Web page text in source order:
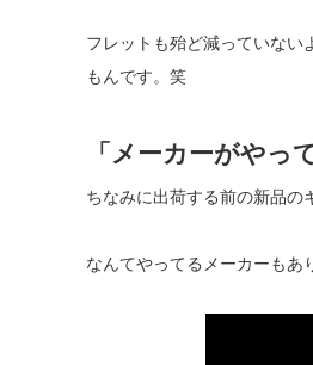
フレットも殆ど減っていない
もんです。笑
「メーカーがやっ
ちなみに出荷する前の新品の
なんてやってるメーカーもあ